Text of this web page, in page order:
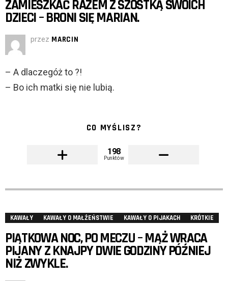
ZAMIESZKAĆ RAZEM Z SZÓSTKĄ SWOICH
DZIECI – BRONI SIĘ MARIAN.
przez MARCIN
– A dlaczegóż to ?!
– Bo ich matki się nie lubią.
CO MYŚLISZ?
198
Punktów
KAWAŁY KAWAŁY O MAŁŻEŃSTWIE KAWAŁY O PIJAKACH KRÓTKIE
PIĄTKOWA NOC, PO MECZU – MĄŻ WRACA
PIJANY Z KNAJPY DWIE GODZINY PÓŹNIEJ
NIŻ ZWYKLE.